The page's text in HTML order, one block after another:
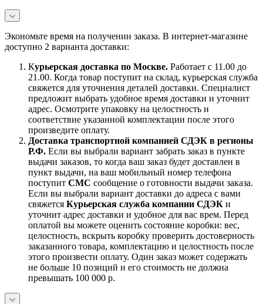
Экономьте время на получении заказа. В интернет-магазине
доступно 2 варианта доставки:
Курьерская доставка по Москве. Работает с 11.00 до
21.00. Когда товар поступит на склад, курьерская служба
свяжется для уточнения деталей доставки. Специалист
предложит выбрать удобное время доставки и уточнит
адрес. Осмотрите упаковку на целостность и
соответствие указанной комплектации после этого
произведите оплату.
Доставка транспортной компанией СДЭК в регионы
Р.Ф. Если вы выбрали вариант забрать заказ в пункте
выдачи заказов, то когда ваш заказ будет доставлен в
пункт выдачи, на ваш мобильный номер телефона
поступит СМС сообщение о готовности выдачи заказа.
Если вы выбрали вариант доставки до адреса с вами
свяжется Курьерская служба компании СДЭК и
уточнит адрес доставки и удобное для вас врем. Перед
оплатой вы можете оценить состояние коробки: вес,
целостность, вскрыть коробку проверить достоверность
заказанного товара, комплектацию и целостность после
этого произвести оплату. Один заказ может содержать
не больше 10 позиций и его стоимость не должна
превышать 100 000 р.